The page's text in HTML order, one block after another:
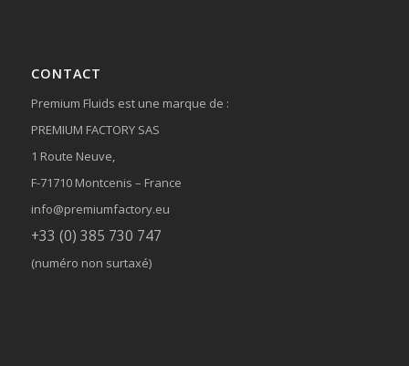
CONTACT
Premium Fluids est une marque de :
PREMIUM FACTORY SAS
1 Route Neuve,
F-71710 Montcenis – France
info@premiumfactory.eu
+33 (0) 385 730 747
(numéro non surtaxé)